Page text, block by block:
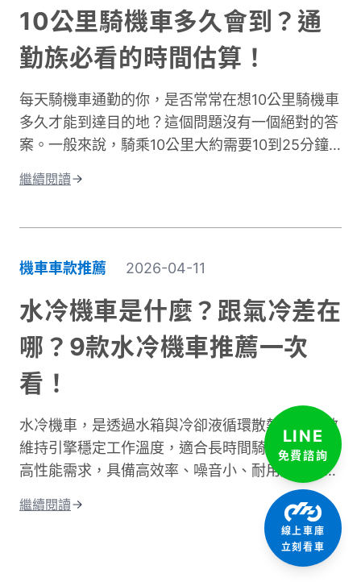
10公里騎機車多久會到？通
勤族必看的時間估算！
每天騎機車通勤的你，是否常常在想10公里騎機車
多久才能到達目的地？這個問題沒有一個絕對的答
案。一般來說，騎乘10公里大約需要10到25分鐘
通勤時間的關鍵因素有很多。道路類型是其中之
量、個人騎乘習慣都會造成時間差異。這篇文章將
深入探討不同情況下的騎乘時間。我們會分析各種
道路類型所需的時間、說明影響通勤的主要因素。
同時也會分享實用的時間規劃技巧，讓你每天出門
前都能準確估算所需時間。不論你是新手騎士還是
資深通勤族，都能找到適合自己的參考資訊！
繼續閱讀
機車車款推薦 2026-04-11
水冷機車是什麼？跟氣冷差在
哪？9款水冷機車推薦一次
看！
水冷機車，是透過水箱與冷卻液循環散熱，能有效
維持引擎穩定工作溫度，適合長時間騎乘、爬坡或
高性能需求，具備高效率、噪音小、耐用度高且更
環保的優點；相比氣冷，水冷系統的散熱效果更
佳，能減少熱衰竭。這篇文章將從水冷引擎的運作
原理開始說起，帶你搞懂水冷和氣冷的差別，接著
整理出水冷機車的優缺點和保養重點。 最後還會
繼續閱讀
LINE
免費諮詢
線上車庫
立刻看車